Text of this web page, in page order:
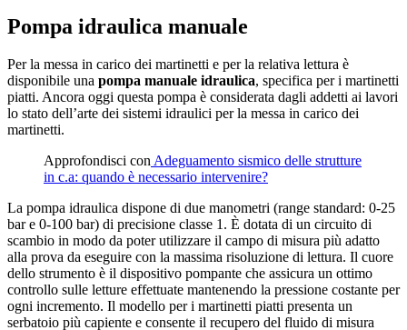
Pompa idraulica manuale
Per la messa in carico dei martinetti e per la relativa lettura è
disponibile una pompa manuale idraulica, specifica per i martinetti
piatti. Ancora oggi questa pompa è considerata dagli addetti ai lavori
lo stato dell’arte dei sistemi idraulici per la messa in carico dei
martinetti.
Approfondisci conAdeguamento sismico delle strutture
in c.a: quando è necessario intervenire?
La pompa idraulica dispone di due manometri (range standard: 0-25
bar e 0-100 bar) di precisione classe 1. È dotata di un circuito di
scambio in modo da poter utilizzare il campo di misura più adatto
alla prova da eseguire con la massima risoluzione di lettura. Il cuore
dello strumento è il dispositivo pompante che assicura un ottimo
controllo sulle letture effettuate mantenendo la pressione costante per
ogni incremento. Il modello per i martinetti piatti presenta un
serbatoio più capiente e consente il recupero del fluido di misura